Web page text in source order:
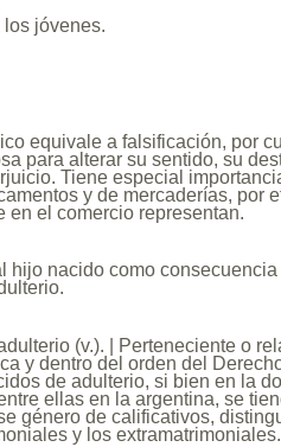
jóvenes.
equivale a falsificación, por
para alterar su sentido, su
Tiene especial
y de mercaderías, por
en el comercio representan.
hijo nacido como
(v.). | Perteneciente o
y dentro del orden del
de adulterio, si bien en la
ellas en la argentina, se
género de calificativos,
y los extramatrimoniales.